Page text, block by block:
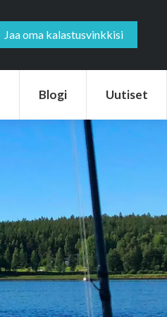
Jaa oma kalastusvinkkisi
Blogi Uutiset
Blogi Uutiset